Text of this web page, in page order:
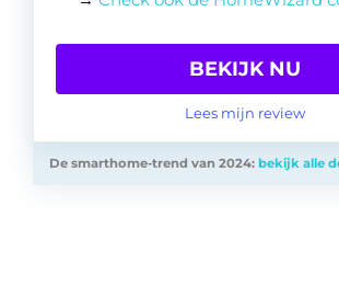
BEKIJK NU
Lees mijn review
De smarthome-trend van 2024: bekijk alle